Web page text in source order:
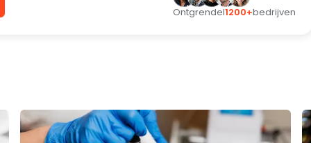
met een Nederlandse leverancier die gereedstaat
cosmetica, zowel B2C via eigen kanalen als B2B via
bestaat uit vrouwen van circa 25–45 jaar die bewust
haarverzorging en bereid zijn meer te betalen voor
Ontgrendel1200+bedrijven